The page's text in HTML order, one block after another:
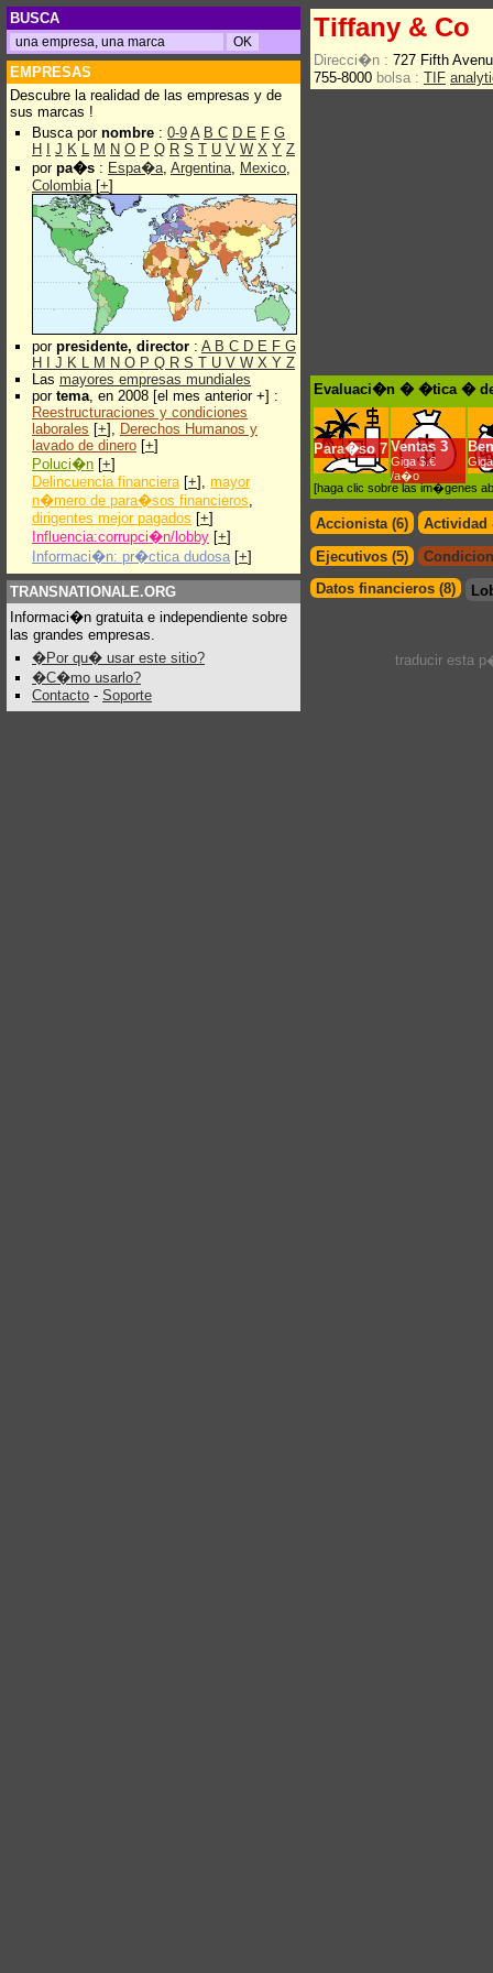
BUSCA
EMPRESAS
Descubre la realidad de las empresas y de
sus marcas !
Busca por nombre : 0-9 A B C D E F G
H
J K L M N O P Q R S T U V W X Y Z
por pa�s : Espa�a, Argentina, Mexico,
Colombia[+]
por presidente, director : A B C D E F G
H
J K L M N O P Q R S T U V W X Y Z
Las mayores empresas mundiales
por tema, en 2008 [el mes anterior +] :
Reestructuraciones y condiciones
laborales [+], Derechos Humanos y
lavado de dinero [+]
Poluci�n [+]
Delincuencia financiera[+], mayor
n�mero de para�sos financieros,
dirigentes mejor pagados [+]
Influencia:corrupci�n/lobby [+]
Informaci�n: pr�ctica dudosa [+]
TRANSNATIONALE.ORG
Informaci�n gratuita e independiente sobre
las grandes empresas.
�Por qu� usar este sitio?
�C�mo usarlo?
Contacto - Soporte
Tiffany & Co
Direcci�n : 727 Fifth
755-8000 bolsa : TIF
Evaluaci�n � �tica �
Para�so 7 Ventas 3
Giga $.€
/a�o
[haga clic sobre las im�genes
Accionista (6)
Actividad
Ejecutivos (5)
Datos financieros (8)
traducir esta